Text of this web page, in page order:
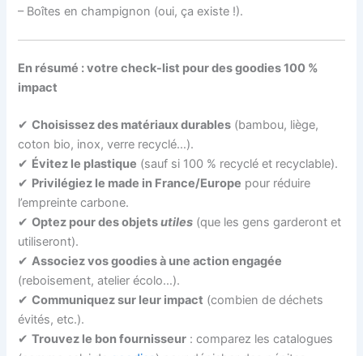
– Boîtes en champignon (oui, ça existe !).
En résumé : votre check-list pour des goodies 100 %
impact
✔Choisissez des matériaux durables (bambou, liège,
coton bio, inox, verre recyclé…).
✔ Évitez le plastique (sauf si 100 % recyclé et recyclable).
✔ Privilégiez le made in France/Europe pour réduire
l’empreinte carbone.
✔Optez pour des objetsutiles (que les gens garderont et
utiliseront).
✔Associez vos goodies à une action engagée
(reboisement, atelier écolo…).
✔Communiquez sur leur impact (combien de déchets
évités, etc.).
✔Trouvez le bon fournisseur : comparez les catalogues